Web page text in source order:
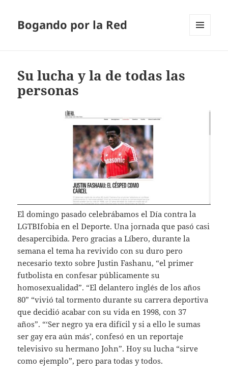
Bogando por la Red
Su lucha y la de todas las
personas
El domingo pasado celebrábamos el Día contra la
LGTBIfobia en el Deporte. Una jornada que pasó casi
desapercibida. Pero gracias a Líbero, durante la
semana el tema ha revivido con su duro pero
necesario texto sobre Justin Fashanu, “el primer
futbolista en confesar públicamente su
homosexualidad”. “El delantero inglés de los años
80” “vivió tal tormento durante su carrera deportiva
que decidió acabar con su vida en 1998, con 37
años”. “‘Ser negro ya era difícil y si a ello le sumas
ser gay era aún más’, confesó en un reportaje
televisivo su hermano John”. Hoy su lucha “sirve
como ejemplo”, pero para todas y todos.